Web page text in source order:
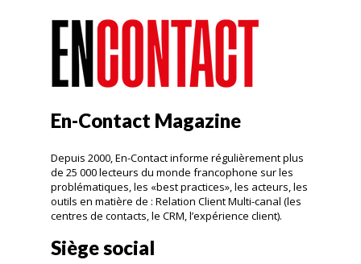
En-Contact Magazine
Depuis 2000, En-Contact informe régulièrement plus
de 25 000 lecteurs du monde francophone sur les
problématiques, les «best practices», les acteurs, les
outils en matière de : Relation Client Multi-canal (les
centres de contacts, le CRM, l’expérience client).
Siège social